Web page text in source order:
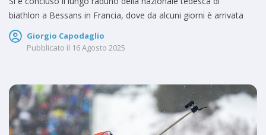
biathlon a Bessans in Francia, dove da alcuni giorni è arrivata
Giorgio Capodaglio
Pubblicato il 16 Agosto 2025